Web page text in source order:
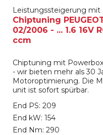
Leistungssteigerung mit
Chiptuning
02/2006 - ... 1.6 16V
ccm
Chiptuning mit
- wir bieten mehr als 30
Motoroptimierung. Die
unit ist sofort spürbar.
End PS: 209
End kW: 154
End Nm: 290